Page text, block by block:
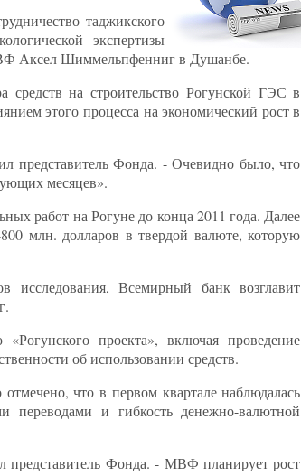
таджикского
экспертизы
Аксел Шиммельпфенниг в Душанбе.
на строительство Рогунской ГЭС в
этого процесса на экономический рост в
представитель Фонда. - Очевидно было, что
месяцев».
работ на Рогуне до конца 2011 года. Далее
млн. долларов в твердой валюте, которую
исследования, Всемирный банк возглавит
проекта», включая проведение
об использовании средств.
что в первом квартале наблюдалась
переводами и гибкость денежно-валютной
представитель Фонда. - МВФ планирует рост